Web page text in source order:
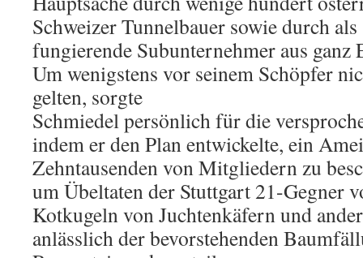
Schweizer Tunnelbauer sowie durch
fungierende Subunternehmer aus
Um wenigstens vor seinem Schöpfer
gelten, sorgte
Schmiedel persönlich für die
indem er den Plan entwickelte, ein
Zehntausenden von Mitgliedern zu
um Übeltaten der Stuttgart 21-Gegner
Kotkugeln von Juchtenkäfern und
anlässlich der bevorstehenden